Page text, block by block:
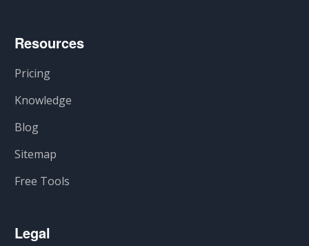
Resources
Pricing
Knowledge
Blog
Sitemap
Free Tools
Legal